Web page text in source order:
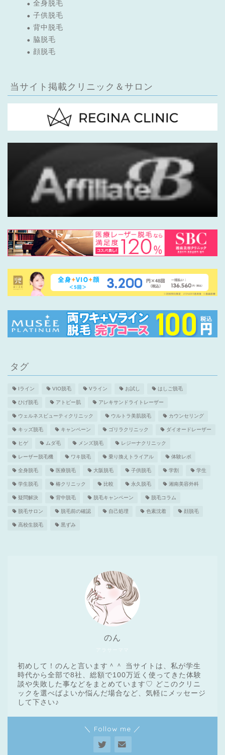
全身脱毛
子供脱毛
背中脱毛
脇脱毛
顔脱毛
当サイト掲載クリニック＆サロン
タグ
Iライン VIO脱毛 Vライン お試し はしご脱毛
ひげ脱毛 アトピー肌 アレキサンドライトレーザー
ウェルネスビューティクリニック ウルトラ美肌脱毛 カウンセリング
キッズ脱毛 キャンペーン ゴリラクリニック ダイオードレーザー
ヒゲ ムダ毛 メンズ脱毛 レジーナクリニック
レーザー脱毛機 ワキ脱毛 乗り換えトライアル 体験レポ
全身脱毛 医療脱毛 大阪脱毛 子供脱毛 学割 学生
学生脱毛 椿クリニック 比較 永久脱毛 湘南美容外科
疑問解決 背中脱毛 脱毛キャンペーン 脱毛コラム
脱毛サロン 脱毛前の確認 自己処理 色素沈着 顔脱毛
高校生脱毛 黒ずみ
のん
初めして！のんと言います＾＾ 当サイトは、私が学生
時代から全部で8社、総額で100万近く使ってきた体験
談や失敗した事などをまとめています♡ どこのクリニ
ックを選べばよいか悩んだ場合など、気軽にメッセージ
して下さい♪
＼ Follow me ／クリニック一覧